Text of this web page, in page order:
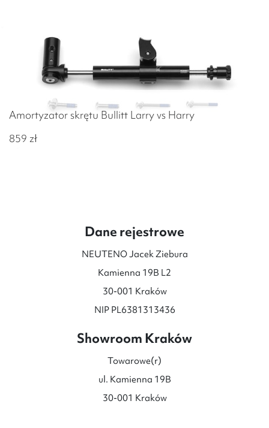
Amortyzator skrętu Bullitt Larry vs Harry
859 zł
Dane rejestrowe
NEUTENO Jacek Ziebura
Kamienna 19B L2
30-001 Kraków
NIP PL6381313436
Showroom Kraków
Towarowe(r)
ul. Kamienna 19B
30-001 Kraków